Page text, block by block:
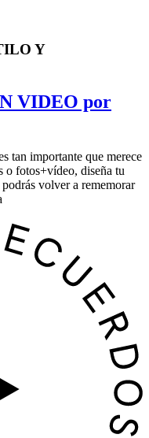
Y
VIDEO por
tan importante que merece
o fotos+vídeo, diseña tu
volver a rememorar